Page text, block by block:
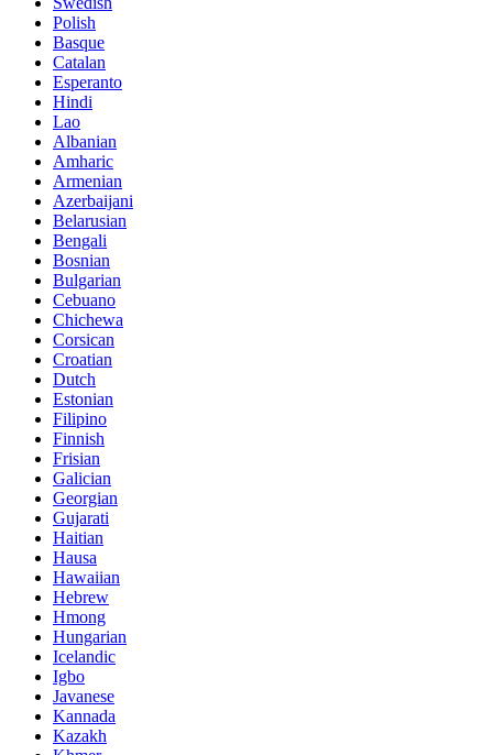
Polish
Basque
Catalan
Esperanto
Hindi
Lao
Albanian
Amharic
Armenian
Azerbaijani
Belarusian
Bengali
Bosnian
Bulgarian
Cebuano
Chichewa
Corsican
Croatian
Dutch
Estonian
Filipino
Finnish
Frisian
Galician
Georgian
Gujarati
Haitian
Hausa
Hawaiian
Hebrew
Hmong
Hungarian
Icelandic
Igbo
Javanese
Kannada
Kazakh